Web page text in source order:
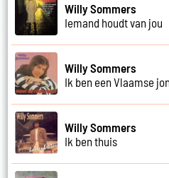
Willy Sommers
Iemand houdt van jou
Willy Sommers
Ik ben een Vlaamse
Willy Sommers
Ik ben thuis